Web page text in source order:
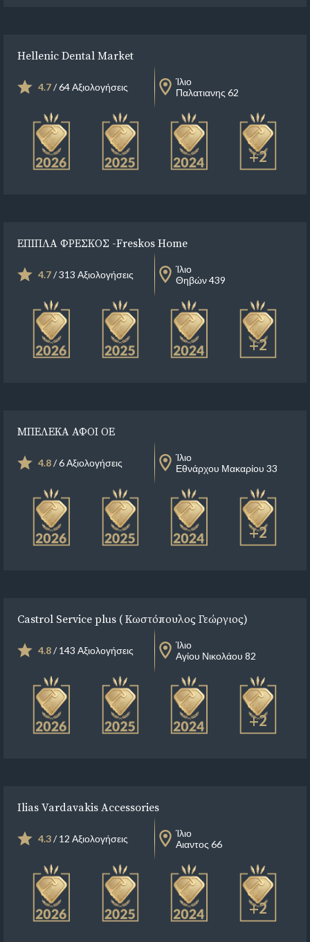
Hellenic Dental Market
4.7/ 64 Αξιολογήσεις
Ίλιο
Παλατιανης 62
+2
ΕΠΙΠΛΑ ΦΡΕΣΚΟΣ -Freskos Home
4.7/ 313 Αξιολογήσεις
Ίλιο
Θηβών 439
+2
ΜΠΕΛΕΚΑ ΑΦΟΙ ΟΕ
4.8/ 6 Αξιολογήσεις
Ίλιο
Εθνάρχου Μακαρίου 33
+2
Castrol Service plus ( Κωστόπουλος Γεώργιος)
4.8/ 143 Αξιολογήσεις
Ίλιο
Αγίου Νικολάου 82
+2
Ilias Vardavakis Accessories
4.3/ 12 Αξιολογήσεις
Ίλιο
Αιαντος 66
+2